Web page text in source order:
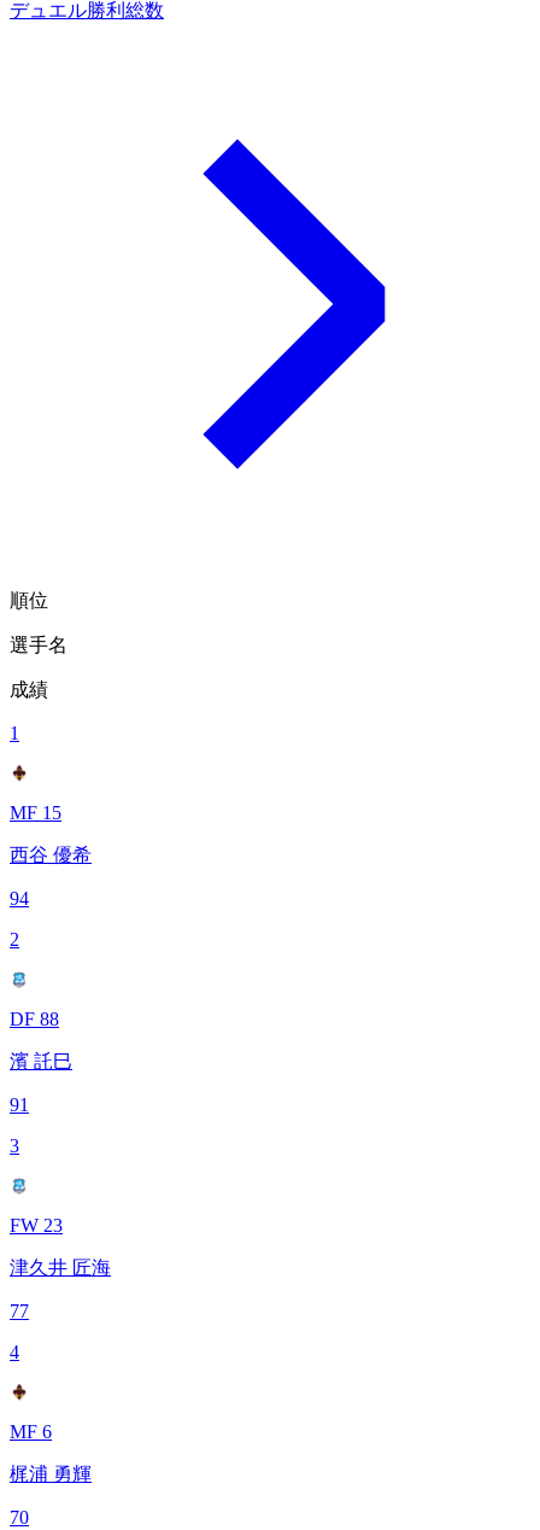
デュエル勝利総数
順位
選手名
成績
1
MF 15
西谷 優希
94
2
DF 88
濱 託巳
91
3
FW 23
津久井 匠海
77
4
MF 6
梶浦 勇輝
70